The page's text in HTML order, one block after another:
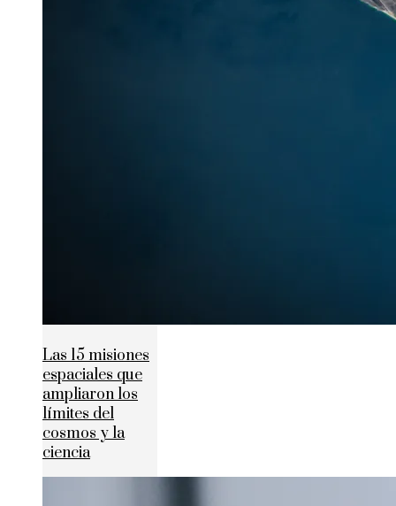
Las 15 misiones
espaciales que
ampliaron los
límites del
cosmos y la
ciencia